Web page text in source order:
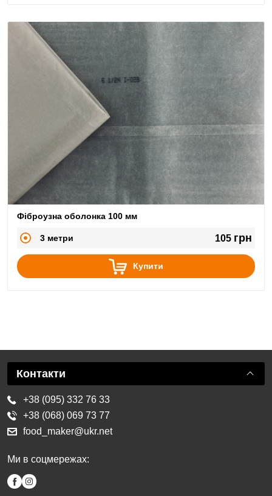
Фіброузна оболонка 100 мм
3 метри 105 грн
Купити
Контакти
+38 (095) 332 76 33
+38 (068) 069 73 77
food_maker@ukr.net
Ми в соцмережах: